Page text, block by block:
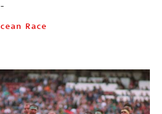
Race